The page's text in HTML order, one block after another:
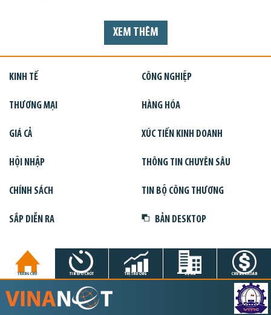
XEM THÊM
KINH TẾ CÔNG NGHIỆP
THƯƠNG MẠI HÀNG HÓA
GIÁ CẢ XÚC TIẾN KINH DOANH
HỘI NHẬP THÔNG TIN CHUYÊN SÂU
CHÍNH SÁCH TIN BỘ CÔNG THƯƠNG
SẮP DIỄN RA BẢN DESKTOP
TRANG CHỦ TIN GIỜ CHÓT THỊ TRƯỜNG DỰ ÁN CHỨNG KHOÁN